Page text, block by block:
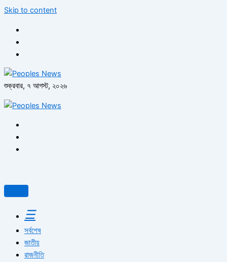
Skip to content
শুক্রবার, ৭ আগস্ট, ২০২৬
☰
সর্বশেষ
জাতীয়
রাজনীতি